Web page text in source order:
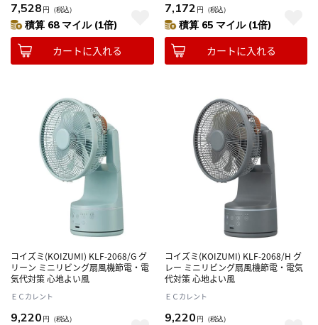
7,528 円 （税込）
積算 68 マイル (1倍)
カートに入れる
7,172 円 （税込）
積算 65 マイル (1倍)
カートに入れる
コイズミ(KOIZUMI) KLF-2068/G グ
リーン ミニリビング扇風機節電・電
気代対策 心地よい風
ＥＣカレント
9,220 円 （税込）
コイズミ(KOIZUMI) KLF-2068/H グ
レー ミニリビング扇風機節電・電気
代対策 心地よい風
ＥＣカレント
9,220 円 （税込）